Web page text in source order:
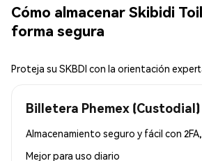
Cómo almacenar Skibidi
forma segura
Proteja su SKBDI con la orientación
Billetera Phemex (Custodial)
Almacenamiento seguro y fácil con
Mejor para uso diario